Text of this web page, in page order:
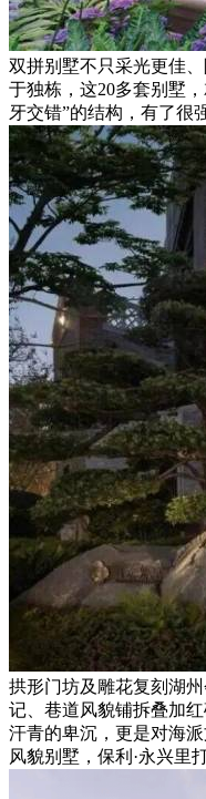
双拼别墅不只采光更佳
于独栋，这20多套别墅
牙交错”的结构，有了很
拱形门坊及雕花复刻湖
记、巷道风貌铺拆叠加
汗青的卑沉，更是对海
风貌别墅，保利·永兴里